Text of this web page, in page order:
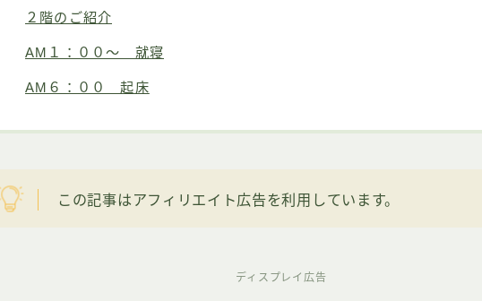
２階のご紹介
AM１：００～ 就寝
AM６：００ 起床
この記事はアフィリエイト広告を利用しています。
ディスプレイ広告